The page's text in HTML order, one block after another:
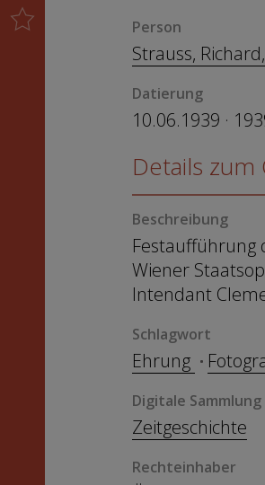
Person
Strauss,
Datierung
10.06.1939 ·
Details zum
Beschreibung
Festaufführung
Wiener
Intendant
Schlagwort
Ehrung
Digitale Sammlung
Zeitgeschichte
Rechteinhaber